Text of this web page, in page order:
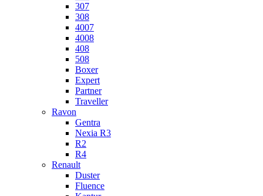
307
308
4007
4008
408
508
Boxer
Expert
Partner
Traveller
Ravon
Gentra
Nexia R3
R2
R4
Renault
Duster
Fluence